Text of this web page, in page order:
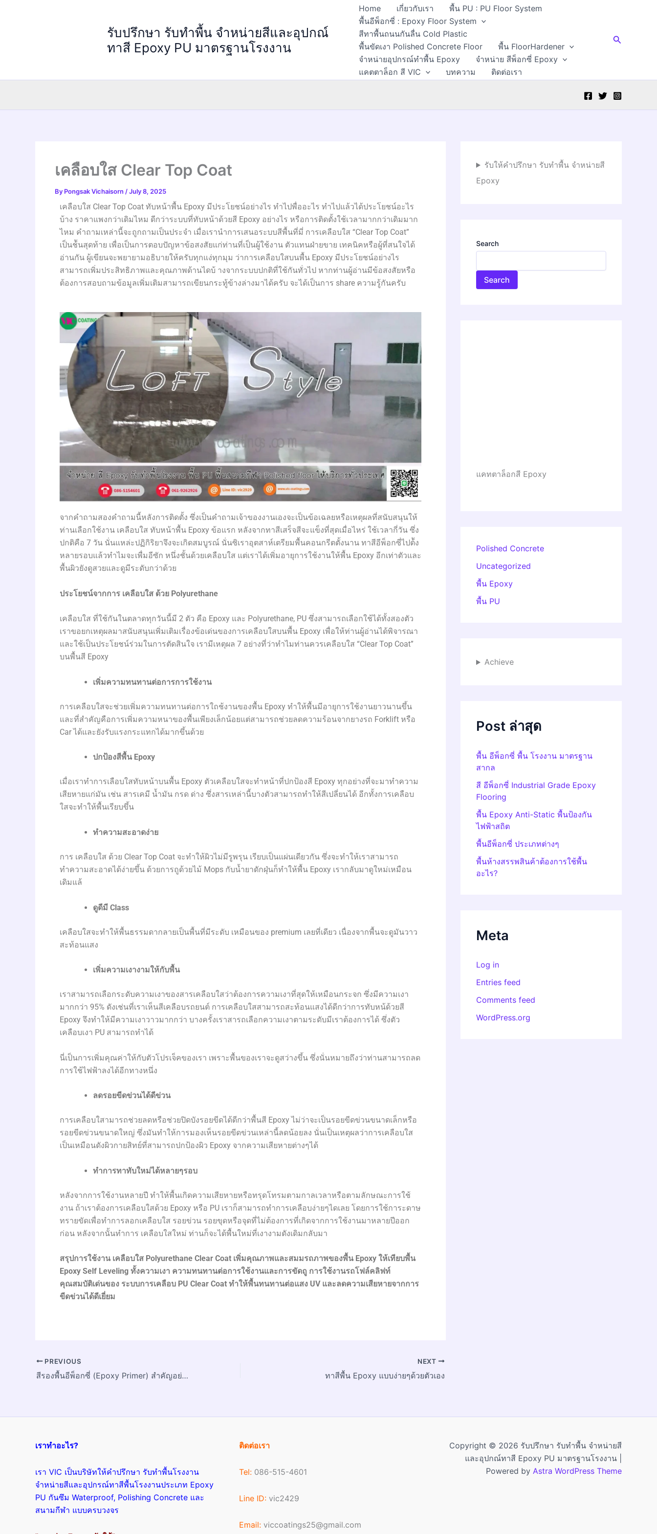
รับปรึกษา รับทำพื้น จำหน่ายสีและอุปกณ์
ทาสี Epoxy PU มาตรฐานโรงงาน
Home เกี่ยวกับเรา
พื้น PU : PU Floor System
พื้นอีพ็อกซี่ : Epoxy Floor System
สีทาพื้นถนนกันลื่น Cold Plastic
พื้นขัดเงา Polished Concrete Floor
พื้น FloorHardener
จำหน่ายอุปกรณ์ทำพื้น Epoxy
จำหน่าย สีพ็อกซี่ Epoxy
แคตตาล็อก สี VIC
บทความ ติดต่อเรา
Search
เคลือบใส Clear Top Coat
By Pongsak Vichaisorn /July 8, 2025
เคลือบใส Clear Top Coat ทับหน้าพื้น Epoxy มีประโยชน์อย่างไร ทำไปพื่ออะไร ทำไปแล้วได้ประโยชน์อะไร
บ้าง ราคาแพงกว่าเดิมไหม ดีกว่าระบบที่ทับหน้าด้วยสี Epoxy อย่างไร หรือการติดตั้งใช้เวลามากกว่าเดิมมาก
ไหม คำถามเหล่านี้จะถูกถามเป็นประจำ เมื่อเรานำการเสนอระบบสีพื้นที่มี่ การเคลือบใส “Clear Top Coat”
เป็นช้ันสุดท้าย เพื่อเป็นการตอบปัญหาข้อสงสัยแก่ท่านที่เป็นผู้ใช้งาน ตัวแทนฝ่ายขาย เทคนิคหรือผู้ที่สนใจได้
อ่านกัน ผู้เขียนจะพยายามอธิบายให้ครับทุกแง่ทุกมุม ว่าการเคลือบใสบนพื้น Epoxy มีประโยชน์อย่างไร
สามารถเพิ่มประสิทธิภาพและคุณภาพด้านไดบ้ างจากระบบปกติที่ใช้กันทั่วไป หากท่านผู้อ่านมีข้อสงสัยหรือ
ต้องการสอบถามข้อมูลเพิ่มเติมสามารถเขียนกระทู้ข้างล่างมาได้ครับ จะได้เป็นการ share ความรู้กันครับ
จากคำถามสองคำถามนี้หลังการติดตั้ง ซึ่งเป็นคำถามเจ้าของงานเองจะเป็นข้อเฉลยหรือเหตุผลที่สนับสนุนให้
ท่านเลือกใช้งาน เคลือบใส ทับหน้าพื้น Epoxy ข้อแรก หลังจากทาสีเสร็จสีจะแข็งที่สุดเมื่อไหร่ ใช้เวลากี่วัน ซึ่ง
ปกติคือ 7 วัน นั่นแหล่ะปฏิกิริยาจึงจะเกิดสมบูรณ์ นั่นซิเราอุตสาห์เตรียมพื้นคอนกรีตตั้งนาน ทาสีอีพ็อกซี่ไปต้ัง
หลายรอบแล้วทำไมจะเพื่มอีซัก หนึ่งชั้นด้วยเคลือบใส แต่เราได้เพิ่มอายุการใช้งานให้พื้น Epoxy อีกเท่าตัวและ
พื้นผิวยังดูสวยและดูมีระดับกว่าด้วย
ประโยชน์จากการ เคลือบใส ด้วย Polyurethane
เคลือบใส ที่ใช้กันในตลาดทุกวันนี้มี 2 ตัว คือ Epoxy และ Polyurethane, PU ซึ่งสามารถเลือกใช้ได้ทั้งสองตัว
เราขอยกเหตุผลมาสนับสนุนเพิ่มเติมเรื่องข้อเด่นของการเคลือบใสบนพื้น Epoxy เพื่อให้ท่านผู้อ่านได้พิจารณา
และใช้เป็นประโยชน์ร่วมในการตัดสินใจ เรามีเหตุผล 7 อย่างที่ว่าทำไมท่านควรเคลือบใส “Clear Top Coat”
บนพื้นสี Epoxy
เพิ่มความทนทานต่อการการใช้งาน
การเคลือบใสจะช่วยเพิ่มความทนทานต่อการใถช้งานของพื้น Epoxy ทำให้พื้นมีอายุการใช้งานยาวนานขึ้น
และที่สำคัญคือการเพิ่มความหนาของพื้นเพียงเล็กน้อยแต่สามารถช่วยลดความร้อนจากยางรถ Forklift หรือ
Car ได้และยังรับแรงกระแทกได้มากขึ้นด้วย
ปกป้องสีพื้น Epoxy
เมื่อเราทำการเลือบใสทับหน้าบนพื้น Epoxy ตัวเคลือบใสจะทำหน้าที่ปกป้องสี Epoxy ทุกอย่างที่จะมาทำความ
เสียหายแก่มัน เช่น สารเคมี น้ำมัน กรด ด่าง ซึ่งสารเหล่านี้บางตัวสามารถทำให้สีเปลี่ยนได้ อีกทั้งการเคลือบ
ใสจะทำให้พื้นเรียบขึ้น
ทำความสะอาดง่าย
การ เคลือบใส ด้วย Clear Top Coat จะทำให้ผิวไม่มีรูพรุน เรียบเป็นแผ่นเดียวกัน ซึ่งจะทำให้เราสามารถ
ทำความสะอาดได้ง่ายขึ้น ด้วยการถูด้วยไม้ Mops กับน้ำยาดักฝุ่นก็ทำให้พื้น Epoxy เรากลับมาดูใหม่เหมือน
เดิมแล้
ดูดีมี Class
เคลือบใสจะทำให้พื้นธรรมดากลายเป็นพื้นที่มีระดับ เหมือนของ premium เลยที่เดียว เนื่องจากพื้นจะดูมันวาว
สะท้อนแสง
เพิ่มความเงางามให้กับพื้น
เราสามารถเลือกระดับความเงาของสารเคลือบใสว่าต้องการความเงาที่สุดให้เหมือนกระจก ซึ่งมีความเงา
มากกว่า 95% ดังเช่นที่เราเห็นสีเคลือบรถยนต์ การเคลือบใสสามารถสะท้อนแสงได้ดีกว่าการทับหน้ด้วยสี
Epoxy จึงทำให้มีความเงาวาวมากกว่า บางครั้งเราสารถเลือกความเงาตามระดับมีเราต้องการได้ ซึ่งตัว
เคลือบเงา PU สามารถทำได้
นี่เป็นการเพิ่มคุณค่าให้กับตัวโปรเจ็คของเรา เพราะพื้นของเราจะดูสว่างขึ้น ซึ่งนั่นหมายถึงว่าท่านสามารถลด
การใช้ไฟฟ้าลงได้อีกทางหนึ่ง
ลดรอยขีดข่วนได้ดีข่วน
การเคลือบใสามารถช่วยลดหรือช่วยปิดบังรอยขีดได้ดีกว่าพื้นสี Epoxy ไม่ว่าจะเป็นรอยขีดข่วนขนาดเล็กหรือ
รอยขีดข่วนขนาดใหญ่ ซึ่งมันทำให้การมองเห็นรอยขีดข่วนเหล่านี้ลดน้อยลง นั่นเป็นเหตุผลว่าการเคลือบใส
เป็นเหมือนดังผิวกายสิทย์ที่สามารถปกป้องผิว Epoxy จากความเสียหายต่างๆได้
ทำการทาทับใหม่ได้หลายๆรอบ
หลังจากการใช้งานหลายปี ทำให้พื้นเกิดความเสียหายหรือทรุดโทรมตามกาลเวลาหรือตามลักษณะการใช้
งาน ถ้าเราต้องการเคลือบใสด้วย Epoxy หรือ PU เราก็สามารถทำการเคลือบง่ายๆไดเลย โดยการใช้การะดาษ
ทรายขัดเพื่อทำการลอกเคลือบใส รอยข่วน รอยขุดหรือจุดที่ไม่ต้องการที่เกิดจากการใช้งานมาหลายปีออก
ก่อน หลังจากนั้นทำการ เคลือบใสใหม่ ท่านก็จะได้พื้นใหม่ที่เงางามดังเดิมกลับมา
สรุปการใช้งาน เคลือบใส Polyurethane Clear Coat เพิ่มคุณภาพและสมมรถภาพของพื้น Epoxy ให้เทียบพื้น
Epoxy Self Leveling ทั้งความเงา ความทนทานต่อการใช้งานและการขัดถู การใช้งานรถโฟล์คลิฟท์
คุณสมบัติเด่นของ ระบบการเคลือบ PU Clear Coat ทำให้พื้นทนทานต่อแสง UV และลดความเสียหายจากการ
ขีดข่วนได้ดีเยี่ยม
PREVIOUS
สีรองพื้นอีพ็อกซี่ (Epoxy Primer) สำคัญอย่างไร
NEXT
ทาสีพื้น Epoxy แบบง่ายๆด้วยตัวเอง
รับให้คำปรึกษา รับทำพื้น จำหน่ายสี
Epoxy
Search
Search
แคทตาล็อกสี Epoxy
Polished Concrete
Uncategorized
พื้น Epoxy
พื้น PU
Achieve
Post ล่าสุด
พื้น อีพ็อกซี่ พื้น โรงงาน มาตรฐาน
สากล
สี อีพ็อกซี่ Industrial Grade Epoxy
Flooring
พื้น Epoxy Anti-Static พื้นป้องกัน
ไฟฟ้าสถิต
พื้นอีพ็อกซี่ ประเภทต่างๆ
พื้นห้างสรรพสินค้าต้องการใช้พื้น
อะไร?
Meta
Log in
Entries feed
Comments feed
WordPress.org
เราทำอะไร?
เรา VIC เป็นบริษัทให้คำปรึกษา รับทำพื้นโรงงาน
จำหน่ายสีและอุปกรณ์ทาสีพื้นโรงงานประเภท Epoxy
PU กันซึม Waterproof, Polishing Concrete และ
สนามกีฬา แบบครบวงจร
ติดต่อเรา
Tel:086-515-4601
Line ID:vic2429
Email:viccoatings25@gmail.com
Copyright © 2026 รับปรึกษา รับทำพื้น จำหน่ายสี
และอุปกณ์ทาสี Epoxy PU มาตรฐานโรงงาน |
Powered by Astra WordPress Theme